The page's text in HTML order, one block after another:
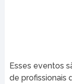
Esses eventos
de profissionais